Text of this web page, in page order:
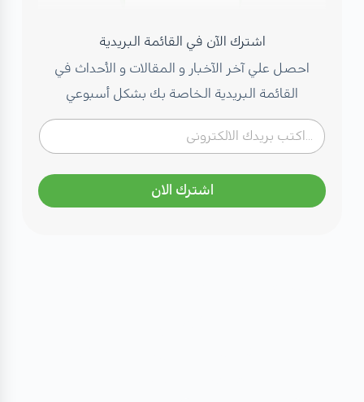
اشترك الآن في القائمة البريدية
احصل علي آخر الآخبار و المقالات و الأحداث في
القائمة البريدية الخاصة بك بشكل أسبوعي
اشترك الان